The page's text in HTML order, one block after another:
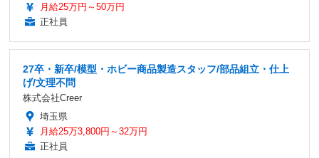
月給25万円～50万円
正社員
27卒・新卒/模型・ホビー商品製造スタッフ/部品組立・仕上
げ/文理不問
株式会社Creer
埼玉県
月給25万3,800円～32万円
正社員